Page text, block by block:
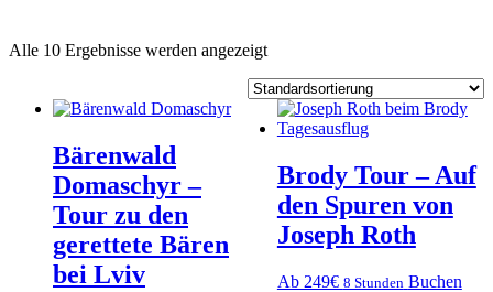
Alle 10 Ergebnisse werden angezeigt
Bärenwald
Domaschyr –
Tour zu den
gerettete Bären
bei Lviv
Brody Tour – Auf
den Spuren von
Joseph Roth
Ab 249€ 8 Stunden Buchen